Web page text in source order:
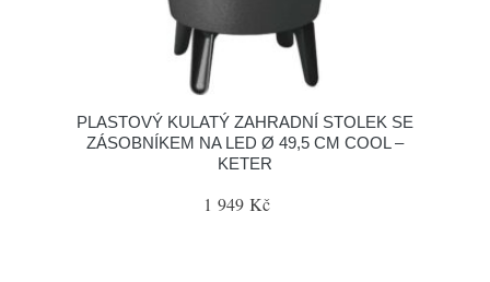
PLASTOVÝ KULATÝ ZAHRADNÍ STOLEK SE
ZÁSOBNÍKEM NA LED Ø 49,5 CM COOL –
KETER
1 949 Kč